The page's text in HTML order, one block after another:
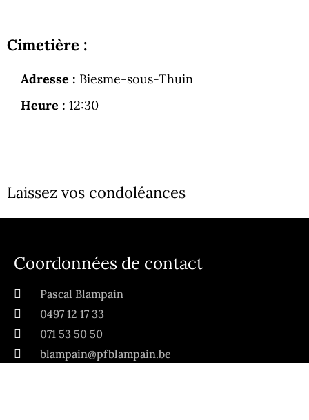
Cimetière :
Adresse : Biesme-sous-Thuin
Heure : 12:30
Laissez vos condoléances
Coordonnées de contact
Pascal Blampain
0497 12 17 33
071 53 50 50
blampain@pfblampain.be